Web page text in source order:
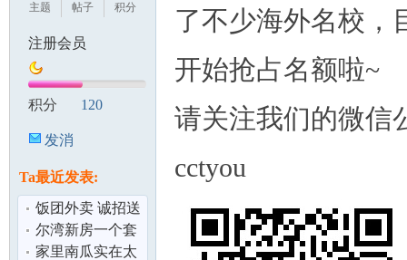
主题
帖子
积分
注册会员
积分 120
发消
Ta最近发表:
饭团外卖 诚招送
餐员 每日收入
300 起！疫情
尔湾新房一个套
间出租
家里南瓜实在太
了不少海外名校，
开始抢占名额啦~
请关注我们的微信
cctyou